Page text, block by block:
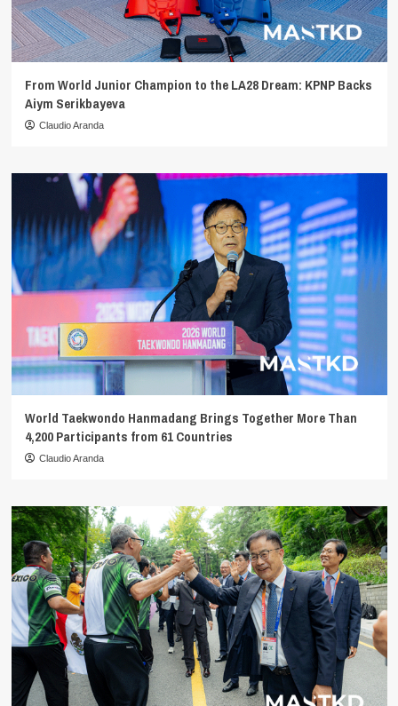
From World Junior Champion to the LA28 Dream: KPNP Backs
Aiym Serikbayeva
Claudio Aranda
World Taekwondo Hanmadang Brings Together More Than
4,200 Participants from 61 Countries
Claudio Aranda